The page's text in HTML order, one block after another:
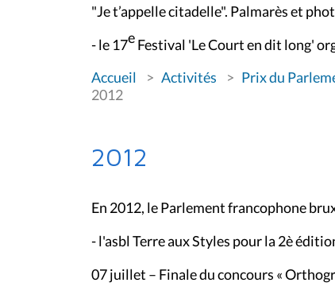
"Je t’appelle citadelle". Palmarès et
-le 17eFestival 'Le Court en dit long'
o
u
s
s
i
Accueil Activités Prix du
2012
2012
En 2012, le Parlement francophone
- l'asbl Terre aux Styles pour la 2è
07 juillet – Finale du concours «